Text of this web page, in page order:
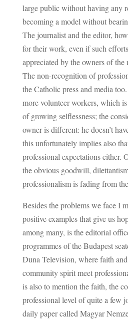
large public without having any
becoming a model without
The journalist and the editor,
for their work, even if such
appreciated by the owners of the
The non-recognition of
the Catholic press and media
more volunteer workers, which
of growing selflessness; the
owner is different: he doesn’t
this unfortunately implies also
professional expectations either.
the obvious goodwill,
professionalism is fading from
Besides the problems we face I
positive examples that give us
among many, is the editorial
programmes of the Budapest
Duna Television, where faith
community spirit meet
is also to mention the faith, the
professional level of quite a few
daily paper called Magyar